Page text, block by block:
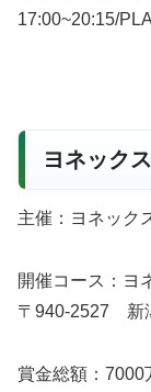
17:00~20:15/
ヨネック
主催：ヨネック
開催コース：ヨ
〒940-2527 新
賞金総額：7000